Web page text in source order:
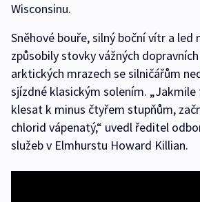
Wisconsinu.
Sněhové bouře, silný boční vítr a led
způsobily stovky vážných
arktických mrazech se silničářům
sjízdné klasickým solením.
klesat k minus čtyřem stupňům,
chlorid vápenatý,“ uvedl ředitel
služeb v Elmhurstu Howard Killian.